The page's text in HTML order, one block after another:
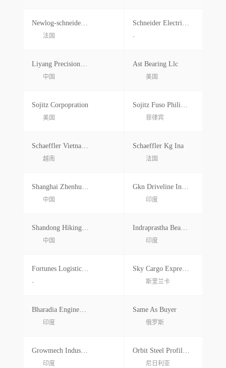
Newlog-schneider Electric Ind Sas
法国
Schneider Electric Phils.inc.
-
Liyang Precision Bearing Shanghai Co.ltd.
中国
Ast Bearing Llc
美国
Sojitz Corpopration
美国
Sojitz Fuso Philippines Corp.
菲律宾
Schaeffler Vietnam Co.ltd.
越南
Schaeffler Kg Ina
法国
Shanghai Zhenhua Bearing Works
中国
Gkn Driveline India Ltd.
印度
Shandong Hiking International Commcrec Group Co.ltd.
中国
Indraprastha Bearings Pvt Ltd.
印度
Fortunes Logistics Limited
-
Sky Cargo Express Logistics Pvt Ltd.
斯里兰卡
Bharadia Engineering Industries
印度
Same As Buyer
俄罗斯
Growmech Industries Pvt Ltd.
印度
Orbit Steel Profile Ltd.
尼日利亚